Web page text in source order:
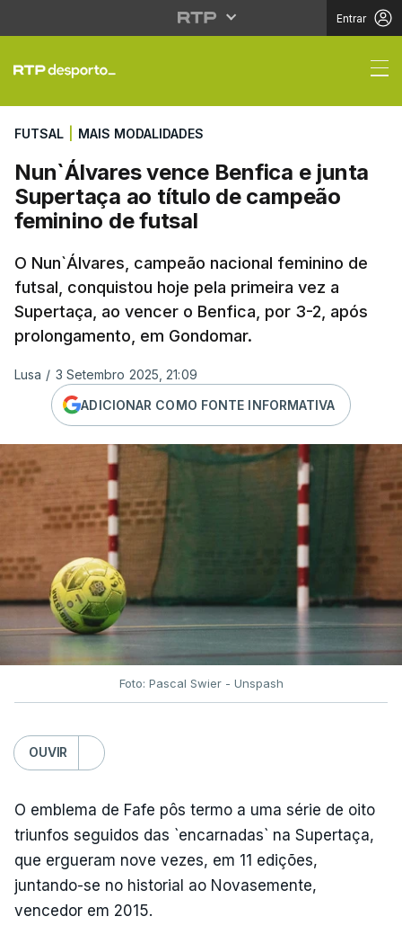
Entrar
Nun`Álvares vence
FUTSAL MAIS MODALIDADES
Nun`Álvares vence Benfica e junta
Supertaça ao título de campeão
feminino de futsal
O Nun`Álvares, campeão nacional feminino de
futsal, conquistou hoje pela primeira vez a
Supertaça, ao vencer o Benfica, por 3-2, após
prolongamento, em Gondomar.
Lusa / 3 Setembro 2025, 21:09
ADICIONAR COMO FONTE INFORMATIVA
Foto: Pascal Swier - Unspash
OUVIR
O emblema de Fafe pôs termo a uma série de oito
triunfos seguidos das `encarnadas` na Supertaça,
que ergueram nove vezes, em 11 edições,
juntando-se no historial ao Novasemente,
vencedor em 2015.